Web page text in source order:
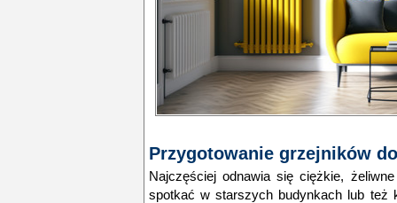
Przygotowanie grzejników
Najczęściej odnawia się ciężkie,
spotkać w starszych budynkach lub też